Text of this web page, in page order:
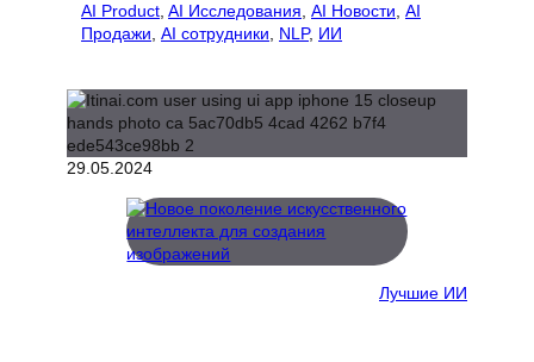
AI Product AI Исследования AI Новости AI
Продажи AI сотрудники NLP, ИИ
29.05.2024
Лучшие ИИ